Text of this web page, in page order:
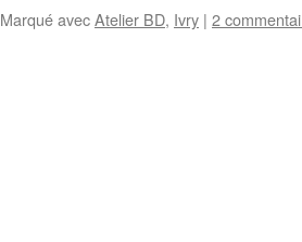
Marqué avecAtelier BD, Ivry | 2